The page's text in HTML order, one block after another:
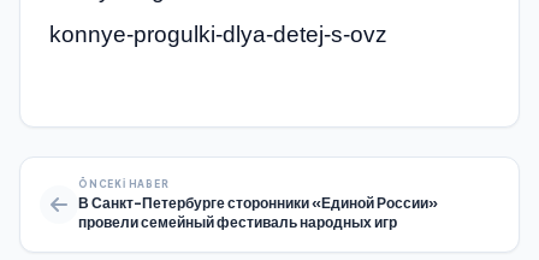
konnye-progulki-dlya-detej-s-ovz
ÖNCEKI HABER
В Санкт-Петербурге сторонники «Единой России»
провели семейный фестиваль народных игр